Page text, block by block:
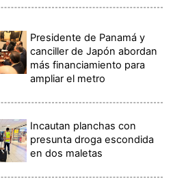
Presidente de Panamá y
canciller de Japón abordan
más financiamiento para
ampliar el metro
Incautan planchas con
presunta droga escondida
en dos maletas